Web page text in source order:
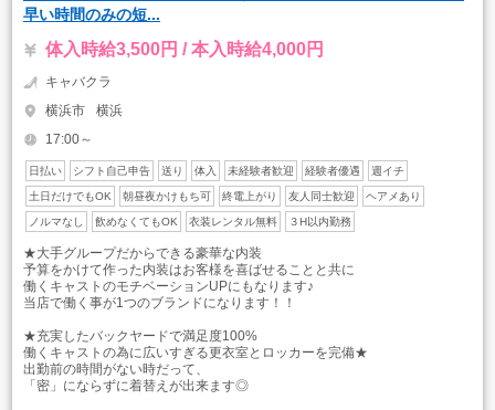
早い時間のみの短...
体入時給3,500円 / 本入時給4,000円
キャバクラ
横浜市
横浜
17:00～
日払い シフト自己申告 送り 体入 未経験者歓迎 経験者優遇 週イチ
土日だけでもOK 朝昼夜かけもち可 終電上がり 友人同士歓迎 ヘアメあり
ノルマなし 飲めなくてもOK 衣装レンタル無料 ３H以内勤務
★大手グループだからできる豪華な内装
予算をかけて作った内装はお客様を喜ばせることと共に
働くキャストのモチベーションUPにもなります♪
当店で働く事が1つのブランドになります！！
★充実したバックヤードで満足度100%
働くキャストの為に広いすぎる更衣室とロッカーを完備★
出勤前の時間がない時だって、
「密」にならずに着替えが出来ます◎